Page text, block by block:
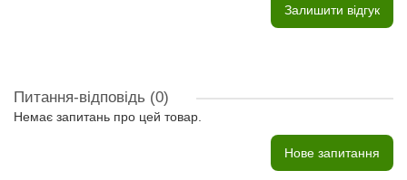
Залишити відгук
Питання-відповідь (0)
Немає запитань про цей товар.
Нове запитання